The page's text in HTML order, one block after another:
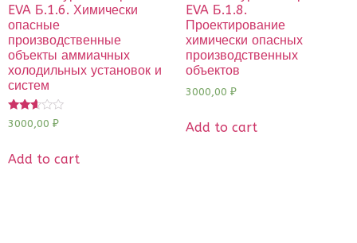
EVA Б.1.6. Химически
опасные
производственные
объекты аммиачных
холодильных установок и
систем
Rated
2.51
3000,00 ₽
Add to cart
EVA Б.1.8.
Проектирование
химически опасных
производственных
объектов
3000,00 ₽
Add to cart